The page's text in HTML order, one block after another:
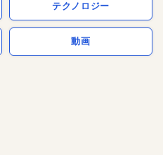
テクノロジー
動画